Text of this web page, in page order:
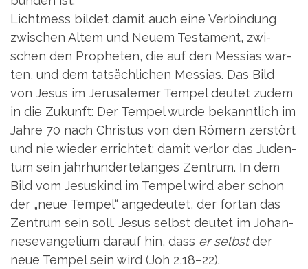
Licht­mess bil­det damit auch eine Ver­bin­dung
zwi­schen Altem und Neu­em Tes­ta­ment, zwi­
schen den Pro­phe­ten, die auf den Mes­si­as war­
ten, und dem tat­säch­li­chen Mes­si­as. Das Bild
von Jesus im Jeru­sa­le­mer Tem­pel deu­tet zudem
in die Zukunft: Der Tem­pel wur­de bekannt­lich im
Jah­re 70 nach Chris­tus von den Römern zer­stört
und nie wie­der errich­tet; damit ver­lor das Juden­
tum sein jahr­hun­der­te­lan­ges Zen­trum. In dem
Bild vom Jesus­kind im Tem­pel wird aber schon
der „neue Tem­pel“ ange­deu­tet, der fort­an das
Zen­trum sein soll. Jesus selbst deu­tet im Johan­
nes­evan­ge­li­um dar­auf hin, dass er selbstder
neue Tem­pel sein wird (Joh 2,18–22).